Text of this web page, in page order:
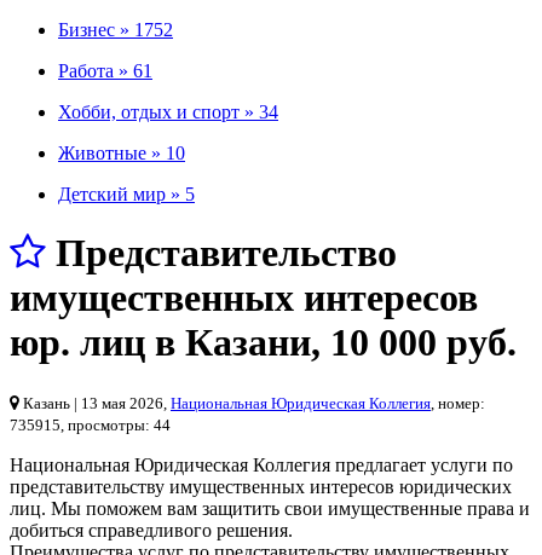
Бизнес » 1752
Работа » 61
Хобби, отдых и спорт » 34
Животные » 10
Детский мир » 5
Представительство
имущественных интересов
юр. лиц в Казани, 10 000 руб.
Казань | 13 мая 2026, Национальная Юридическая Коллегия , номер:
735915, просмотры: 44
Национальная Юридическая Коллегия предлагает услуги по
представительству имущественных интересов юридических
лиц. Мы поможем вам защитить свои имущественные права и
добиться справедливого решения.